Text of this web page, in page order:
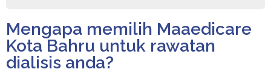
Mengapa memilih Maaedicare
Kota Bahru untuk rawatan
dialisis anda?